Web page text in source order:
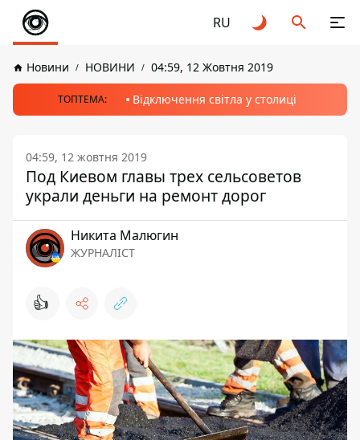
RU
Новини НОВИНИ 04:59, 12 Жовтня 2019
ТОПТЕМА: Відключення світла у столиці
04:59, 12 жовтня 2019
Под Киевом главы трех сельсоветов
украли деньги на ремонт дорог
Никита Малюгин
ЖУРНАЛІСТ
👍